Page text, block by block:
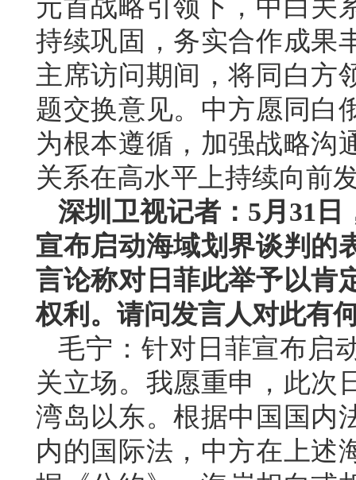
元首战略引领下，中白关
持续巩固，务实合作成果
主席访问期间，将同白方
题交换意见。中方愿同白
为根本遵循，加强战略沟
关系在高水平上持续向前
深圳卫视记者：5月31
宣布启动海域划界谈判的
言论称对日菲此举予以肯
权利。请问发言人对此有
毛宁：针对日菲宣布启
关立场。我愿重申，此次
湾岛以东。根据中国国内
内的国际法，中方在上述